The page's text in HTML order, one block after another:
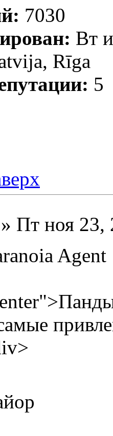
7030
Вт
Rīga
5
» Пт ноя 23,
Agent